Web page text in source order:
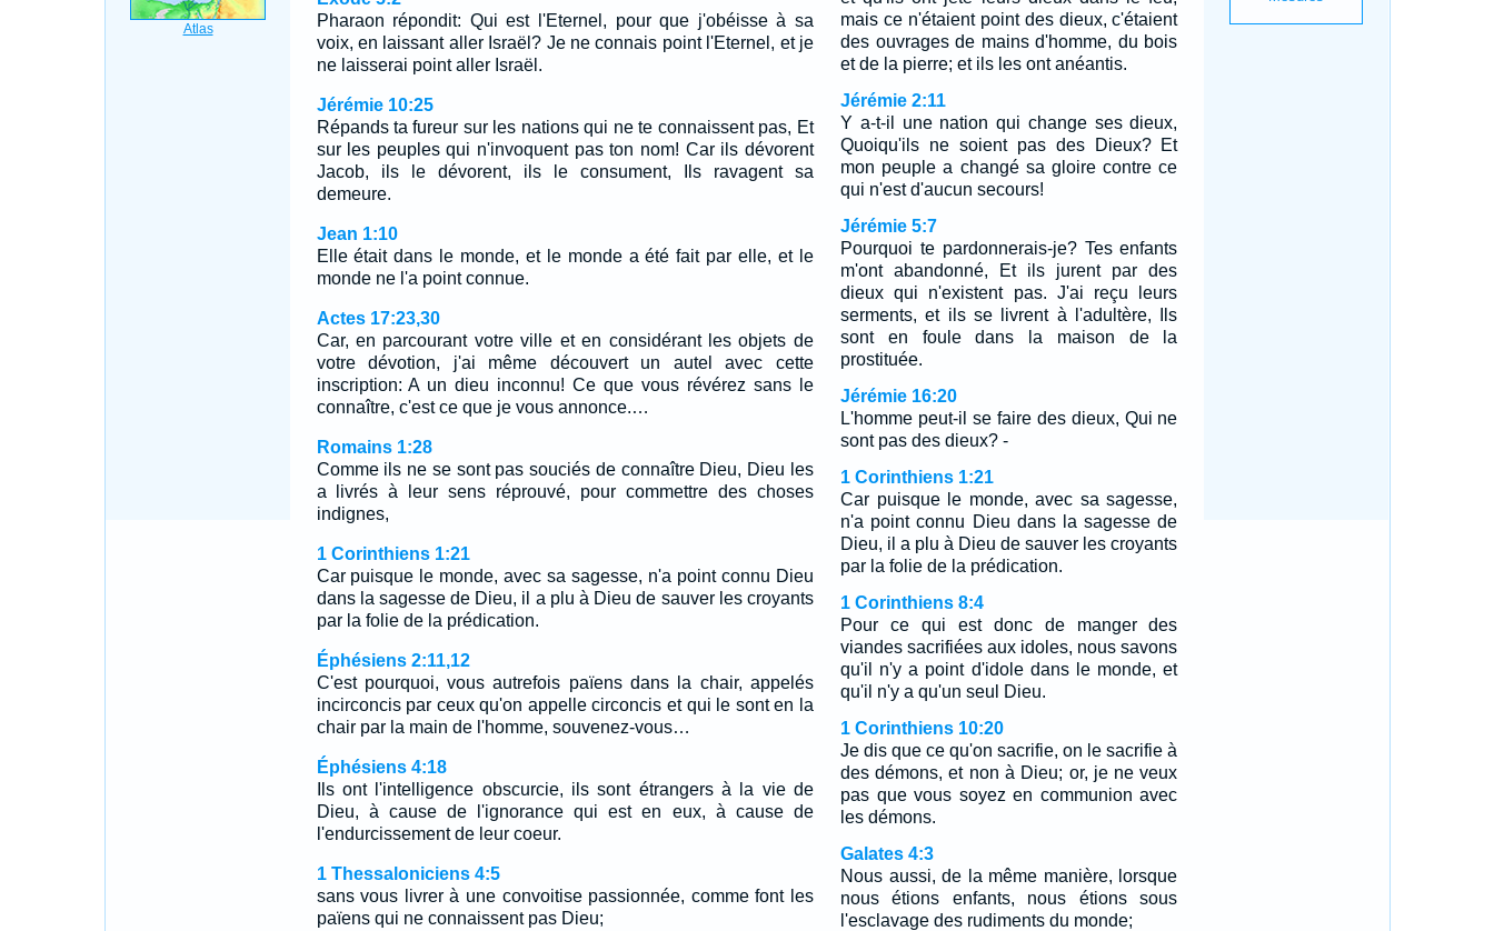
Pharaon répondit: Qui est l'Eternel, pour que j'obéisse à sa
voix, en laissant aller Israël? Je ne connais point l'Eternel, et je
ne laisserai point aller Israël.
Jérémie 10:25
Répands ta fureur sur les nations qui ne te connaissent pas, Et
sur les peuples qui n'invoquent pas ton nom! Car ils dévorent
Jacob, ils le dévorent, ils le consument, Ils ravagent sa
demeure.
Jean 1:10
Elle était dans le monde, et le monde a été fait par elle, et le
monde ne l'a point connue.
Actes 17:23,30
Car, en parcourant votre ville et en considérant les objets de
votre dévotion, j'ai même découvert un autel avec cette
inscription: A un dieu inconnu! Ce que vous révérez sans le
connaître, c'est ce que je vous annonce.…
Romains 1:28
Comme ils ne se sont pas souciés de connaître Dieu, Dieu les
a livrés à leur sens réprouvé, pour commettre des choses
indignes,
1 Corinthiens 1:21
Car puisque le monde, avec sa sagesse, n'a point connu Dieu
dans la sagesse de Dieu, il a plu à Dieu de sauver les croyants
par la folie de la prédication.
Éphésiens 2:11,12
C'est pourquoi, vous autrefois païens dans la chair, appelés
incirconcis par ceux qu'on appelle circoncis et qui le sont en la
chair par la main de l'homme, souvenez-vous…
Éphésiens 4:18
Ils ont l'intelligence obscurcie, ils sont étrangers à la vie de
Dieu, à cause de l'ignorance qui est en eux, à cause de
l'endurcissement de leur coeur.
1 Thessaloniciens 4:5
sans vous livrer à une convoitise passionnée, comme font les
païens qui ne connaissent pas Dieu;
mais ce n'étaient point des dieux, c'étaient
des ouvrages de mains d'homme, du bois
et de la pierre; et ils les ont anéantis.
Jérémie 2:11
Y a-t-il une nation qui change ses dieux,
Quoiqu'ils ne soient pas des Dieux? Et
mon peuple a changé sa gloire contre ce
qui n'est d'aucun secours!
Jérémie 5:7
Pourquoi te pardonnerais-je? Tes enfants
m'ont abandonné, Et ils jurent par des
dieux qui n'existent pas. J'ai reçu leurs
serments, et ils se livrent à l'adultère, Ils
sont en foule dans la maison de la
prostituée.
Jérémie 16:20
L'homme peut-il se faire des dieux, Qui ne
sont pas des dieux? -
1 Corinthiens 1:21
Car puisque le monde, avec sa sagesse,
n'a point connu Dieu dans la sagesse de
Dieu, il a plu à Dieu de sauver les croyants
par la folie de la prédication.
1 Corinthiens 8:4
Pour ce qui est donc de manger des
viandes sacrifiées aux idoles, nous savons
qu'il n'y a point d'idole dans le monde, et
qu'il n'y a qu'un seul Dieu.
1 Corinthiens 10:20
Je dis que ce qu'on sacrifie, on le sacrifie à
des démons, et non à Dieu; or, je ne veux
pas que vous soyez en communion avec
les démons.
Galates 4:3
Nous aussi, de la même manière, lorsque
nous étions enfants, nous étions sous
l'esclavage des rudiments du monde;